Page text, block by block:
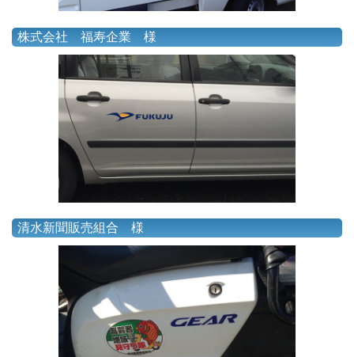
株式会社 福寿企業 様
清水新聞販売組合 様